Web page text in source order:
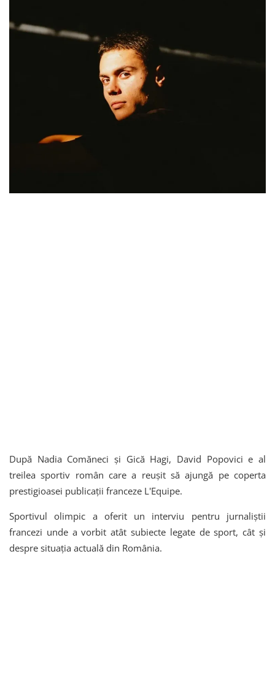
După Nadia Comăneci și Gică Hagi, David Popovici e al
treilea sportiv român care a reușit să ajungă pe coperta
prestigioasei publicații franceze L'Equipe.
Sportivul olimpic a oferit un interviu pentru jurnaliștii
francezi unde a vorbit atât subiecte legate de sport, cât și
despre situația actuală din România.